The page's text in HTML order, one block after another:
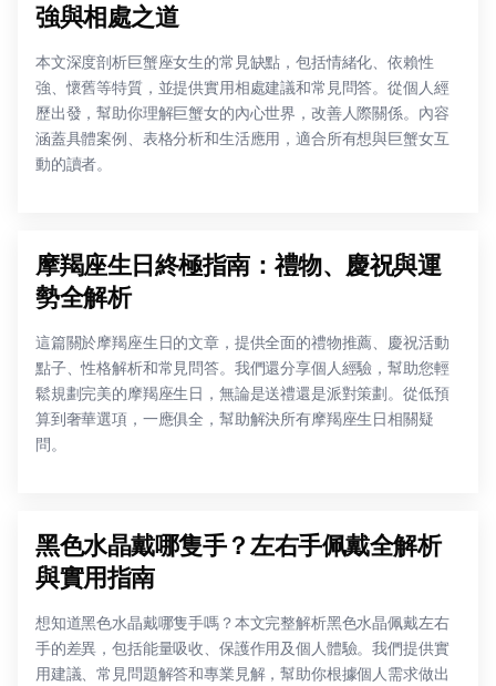
強與相處之道
本文深度剖析巨蟹座女生的常見缺點，包括情緒化、依賴性
強、懷舊等特質，並提供實用相處建議和常見問答。從個人經
歷出發，幫助你理解巨蟹女的內心世界，改善人際關係。內容
涵蓋具體案例、表格分析和生活應用，適合所有想與巨蟹女互
動的讀者。
摩羯座生日終極指南：禮物、慶祝與運
勢全解析
這篇關於摩羯座生日的文章，提供全面的禮物推薦、慶祝活動
點子、性格解析和常見問答。我們還分享個人經驗，幫助您輕
鬆規劃完美的摩羯座生日，無論是送禮還是派對策劃。從低預
算到奢華選項，一應俱全，幫助解決所有摩羯座生日相關疑
問。
黑色水晶戴哪隻手？左右手佩戴全解析
與實用指南
想知道黑色水晶戴哪隻手嗎？本文完整解析黑色水晶佩戴左右
手的差異，包括能量吸收、保護作用及個人體驗。我們提供實
用建議、常見問題解答和專業見解，幫助你根據個人需求做出